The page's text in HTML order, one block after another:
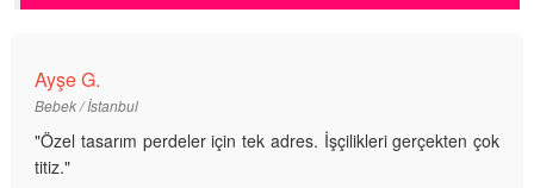
Ayşe G.
Bebek / İstanbul
"Özel tasarım perdeler için tek adres. İşçilikleri gerçekten çok
titiz."